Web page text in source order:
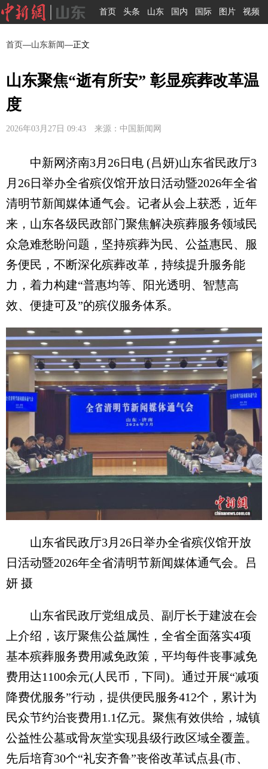
首页 头条 山东 国内 国际 图片 视频
首页—山东新闻—正文
山东聚焦“逝有所安” 彰显殡葬改革温
度
2026年03月27日 09:43 来源：中国新闻网
中新网济南3月26日电 (吕妍)山东省民政厅3
月26日举办全省殡仪馆开放日活动暨2026年全省
清明节新闻媒体通气会。记者从会上获悉，近年
来，山东各级民政部门聚焦解决殡葬服务领域民
众急难愁盼问题，坚持殡葬为民、公益惠民、服
务便民，不断深化殡葬改革，持续提升服务能
力，着力构建“普惠均等、阳光透明、智慧高
效、便捷可及”的殡仪服务体系。
山东省民政厅3月26日举办全省殡仪馆开放
日活动暨2026年全省清明节新闻媒体通气会。吕
妍 摄
山东省民政厅党组成员、副厅长于建波在会
上介绍，该厅聚焦公益属性，全省全面落实4项
基本殡葬服务费用减免政策，平均每件丧事减免
费用达1100余元(人民币，下同)。通过开展“减项
降费优服务”行动，提供便民服务412个，累计为
民众节约治丧费用1.1亿元。聚焦有效供给，城镇
公益性公墓或骨灰堂实现县级行政区域全覆盖。
先后培育30个“礼安齐鲁”丧俗改革试点县(市、